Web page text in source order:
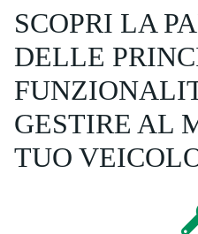
SCOPRI LA
DELLE
GESTIRE AL
TUO